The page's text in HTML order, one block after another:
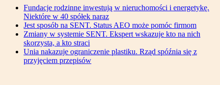
Fundacje rodzinne inwestują w nieruchomości i energetykę.
Niektóre w 40 spółek naraz
Jest sposób na SENT. Status AEO może pomóc firmom
Zmiany w systemie SENT. Ekspert wskazuje kto na nich
skorzysta, a kto straci
Unia nakazuje ograniczenie plastiku. Rząd spóźnia się z
przyjęciem przepisów